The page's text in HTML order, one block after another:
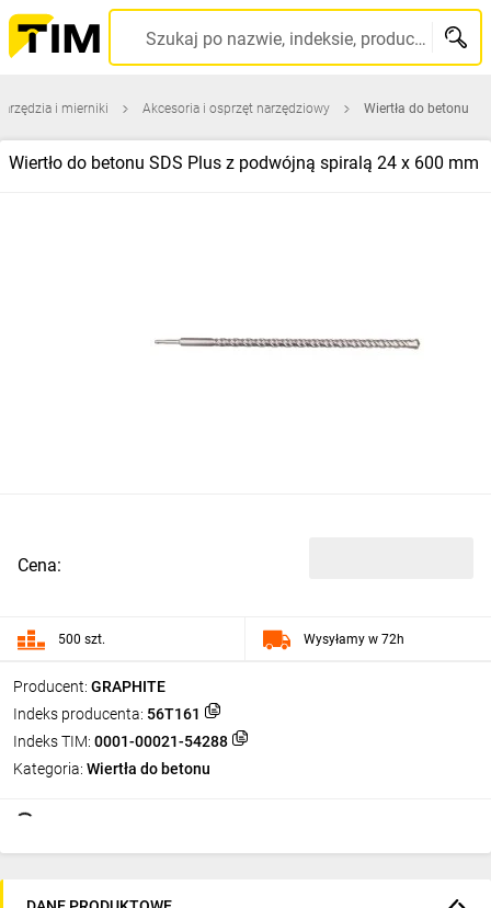
Szukaj po nazwie, indeksie, producencie, kodzie kreskowym...
i mierniki Akcesoria i osprzęt narzędziowy Wiertła do betonu
Wiertło do betonu SDS Plus z podwójną spiralą 24 x 600 mm
Producent: GRAPHITE
Indeks producenta: 56T161
Indeks TIM: 0001-00021-54288
Kategoria: Wiertła do betonu
Cena:
500 szt. Wysyłamy w 72h